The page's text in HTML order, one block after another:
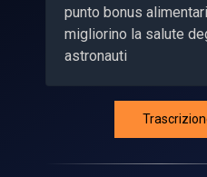
punto bonus
migliorino la salute
astronauti